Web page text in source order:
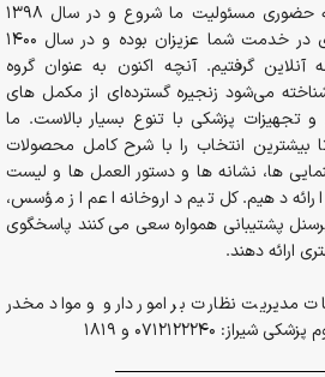
از سال 1394در قالب داروخانه حضوری مسئولیت ما شروع و در سال 1398
داروخانه به صورت شبانه روزی در خدمت شما عزیزان بوده و در سال 1400
آنلاین گرفتیم. آنچه اکنون به عنوان گروه
شناخته می‌شود زنجیره گسترده‌ای از مکمل های
و تجهیزات پزشکی با تنوع بسیار بالاست. ما
بیشترین انتخاب را با شرح کامل محصولات
ها، نشانه ها و دستور العمل ها و لیست
دهیم. کل تیم داروخانه اعم از مؤسس،
پشتیبانی همواره سعی می کنند پاسخگوی
ارائه دهند.
مدیریت نظارت بر امور دارو و مواد مخدر
0712122240 و 1819